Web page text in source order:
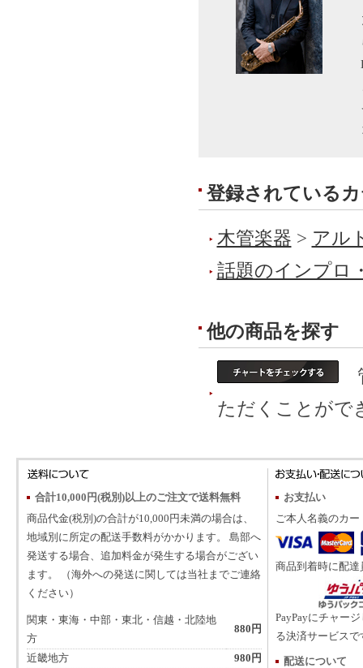
登録されている
木管楽器 > アル
話題のインプロ
他の商品を探す
ただくことがで
合計10,000円(税別)以上のご注文で送料無料
商品代金(税別)の合計が10,000円未満の場合は、
地域別に所定の配送手数料がかかります。 島部へ
発送する場合、追加料金が発生する場合がござい
ます。 （海外への発送に関しては当社までご連絡
ください）
関東・東海・中部・東北・信越・北陸地
方
880円
近畿地方
980円
お支払い
ご本人名義のカ
商品到着時に配
PayPayにチャー
る決済サービスで
配送について